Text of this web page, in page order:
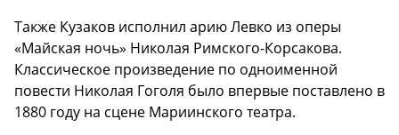
Также Кузаков исполнил арию Левко из оперы
«Майская ночь» Николая Римского-Корсакова.
Классическое произведение по одноименной
повести Николая Гоголя было впервые поставлено в
1880 году на сцене Мариинского театра.